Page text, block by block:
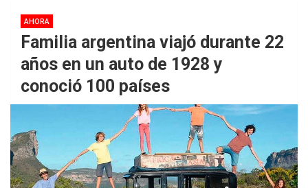
AHORA
Familia argentina viajó durante 22
años en un auto de 1928 y
conoció 100 países